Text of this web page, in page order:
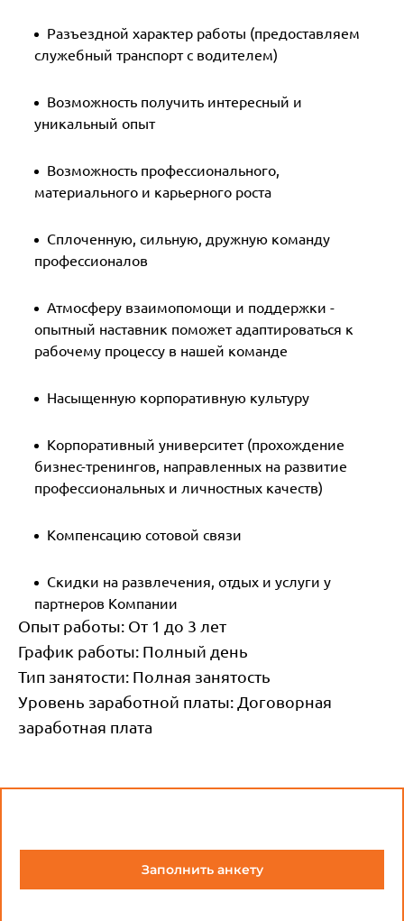
Разъездной характер работы (предоставляем
служебный транспорт с водителем)
Возможность получить интересный и
уникальный опыт
Возможность профессионального,
материального и карьерного роста
Сплоченную, сильную, дружную команду
профессионалов
Атмосферу взаимопомощи и поддержки -
опытный наставник поможет адаптироваться к
рабочему процессу в нашей команде
Насыщенную корпоративную культуру
Корпоративный университет (прохождение
бизнес-тренингов, направленных на развитие
профессиональных и личностных качеств)
Компенсацию сотовой связи
Скидки на развлечения, отдых и услуги у
партнеров Компании
Опыт работы: От 1 до 3 лет
График работы: Полный день
Тип занятости: Полная занятость
Уровень заработной платы: Договорная
заработная плата
Заполнить анкету